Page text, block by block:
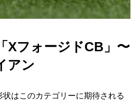
XフォージドCB」〜
アン
状はこのカテゴリーに期待される